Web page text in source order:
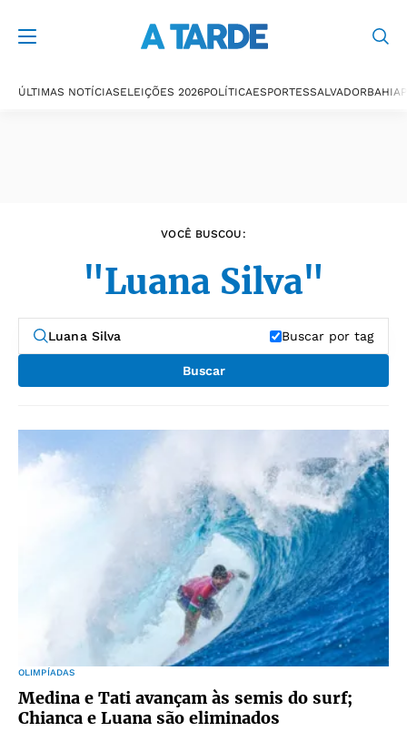
ÚLTIMAS NOTÍCIASELEIÇÕES 2026POLÍTICAESPORTESSALVADORBAHIA
VOCÊ BUSCOU:
"Luana Silva"
Buscar por tag
Buscar
OLIMPÍADAS
Medina e Tati avançam às semis do surf;
Chianca e Luana são eliminados